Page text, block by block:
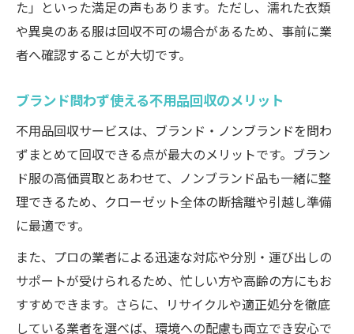
た」といった満足の声もあります。ただし、濡れた衣類
や異臭のある服は回収不可の場合があるため、事前に業
者へ確認することが大切です。
ブランド問わず使える不用品回収のメリット
不用品回収サービスは、ブランド・ノンブランドを問わ
ずまとめて回収できる点が最大のメリットです。ブラン
ド服の高価買取とあわせて、ノンブランド品も一緒に整
理できるため、クローゼット全体の断捨離や引越し準備
に最適です。
また、プロの業者による迅速な対応や分別・運び出しの
サポートが受けられるため、忙しい方や高齢の方にもお
すすめできます。さらに、リサイクルや適正処分を徹底
している業者を選べば、環境への配慮も両立でき安心で